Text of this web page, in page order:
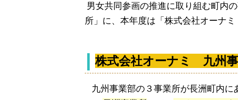
男女共同参画の推進に取り組む町内
所」に、本年度は「株式会社オーナミ
株式会社オーナミ 九州
九州事業部の３事業所が長洲町内に